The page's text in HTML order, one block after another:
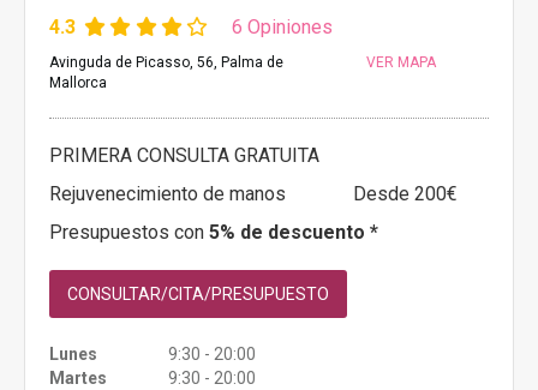
4.3 6 Opiniones
Avinguda de Picasso, 56, Palma de
Mallorca
VER MAPA
PRIMERA CONSULTA GRATUITA
Rejuvenecimiento de manos
Desde 200€
Presupuestos con 5% de descuento *
CONSULTAR/CITA/PRESUPUESTO
Lunes
9:30 - 20:00
Martes
9:30 - 20:00